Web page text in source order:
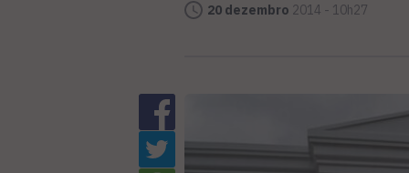
20 dezembro 2014 - 10h27